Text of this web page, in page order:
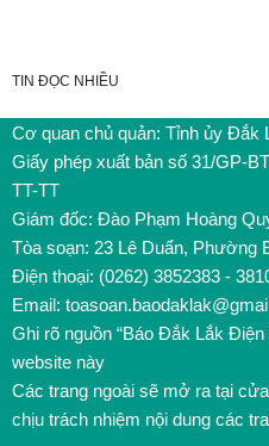
TIN ĐỌC NHIỀU
Cơ quan chủ quản: Tỉnh ủy Đắk
Giấy phép xuất bản số 31/GP-
TT-TT
Giám đốc: Đào Phạm Hoàng
Tòa soạn: 23 Lê Duẩn, Phường
Điện thoại: (0262) 3852383 -
Email:
Ghi rõ nguồn “Báo Đắk Lắk
website này
Các trang ngoài sẽ mở ra tại
chịu trách nhiệm nội dung các